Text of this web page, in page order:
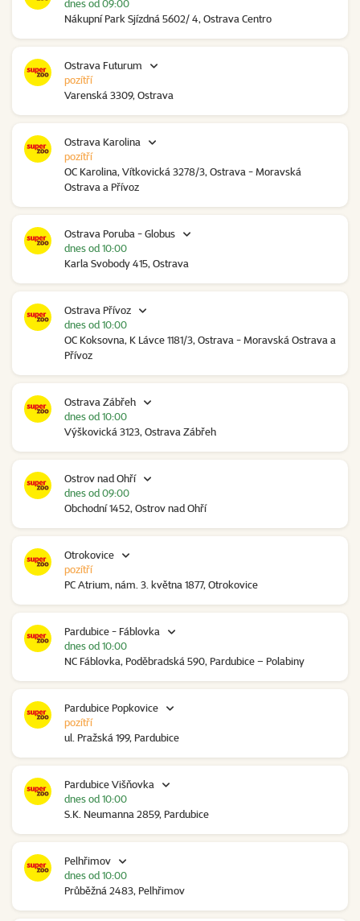
Nákupní Park Sjízdná 5602/ 4, Ostrava Centro
dnes od 09:00
Ostrava Futurum
Varenská 3309, Ostrava
pozítří
Ostrava Karolina
OC Karolina, Vítkovická 3278/3, Ostrava - Moravská
Ostrava a Přívoz
pozítří
Ostrava Poruba - Globus
Karla Svobody 415, Ostrava
dnes od 10:00
Ostrava Přívoz
OC Koksovna, K Lávce 1181/3, Ostrava - Moravská Ostrava a
Přívoz
dnes od 10:00
Ostrava Zábřeh
Výškovická 3123, Ostrava Zábřeh
dnes od 10:00
Ostrov nad Ohří
Obchodní 1452, Ostrov nad Ohří
dnes od 09:00
Otrokovice
PC Atrium, nám. 3. května 1877, Otrokovice
pozítří
Pardubice - Fáblovka
NC Fáblovka, Poděbradská 590, Pardubice – Polabiny
dnes od 10:00
Pardubice Popkovice
ul. Pražská 199, Pardubice
pozítří
Pardubice Višňovka
S.K. Neumanna 2859, Pardubice
dnes od 10:00
Pelhřimov
Průběžná 2483, Pelhřimov
dnes od 10:00